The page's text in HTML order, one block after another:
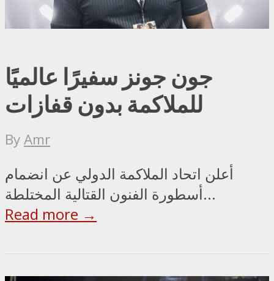
جون جونز سفيرًا عالميًا
للملاكمة بدون قفازات
ByAmr
أعلن اتحاد الملاكمة الدولي عن انضمام
أسطورة الفنون القتالية المختلطة...
Read more →